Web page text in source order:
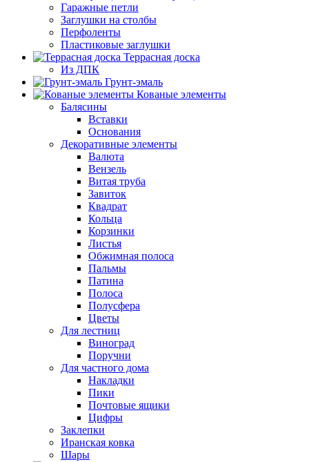
Гаражные петли
Заглушки на столбы
Перфоленты
Пластиковые заглушки
Террасная доска
Из ДПК
Грунт-эмаль
Кованые элементы
Балясины
Вставки
Основания
Декоративные элементы
Валюта
Вензель
Витая труба
Завиток
Квадрат
Кольца
Корзинки
Листья
Обжимная полоса
Пальмы
Патина
Полоса
Полусфера
Цветы
Для лестниц
Виноград
Поручни
Для частного дома
Накладки
Пики
Почтовые ящики
Цифры
Заклепки
Иранская ковка
Шары